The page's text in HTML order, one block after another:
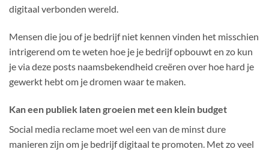
digitaal verbonden wereld.
Mensen die jou of je bedrijf niet kennen vinden het misschien
intrigerend om te weten hoe je je bedrijf opbouwt en zo kun
je via deze posts naamsbekendheid creëren over hoe hard je
gewerkt hebt om je dromen waar te maken.
Kan een publiek laten groeien met een klein budget
Social media reclame moet wel een van de minst dure
manieren zijn om je bedrijf digitaal te promoten. Met zo veel